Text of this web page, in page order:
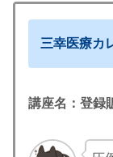
三幸医療カ
講座名： 登録